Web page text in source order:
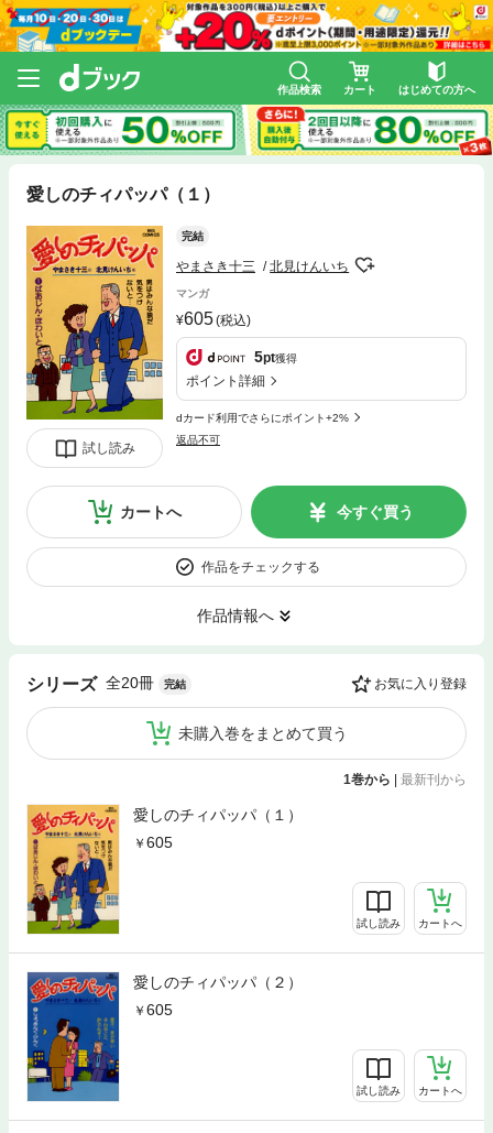
作品検索 カート はじめての方へ
愛しのチィパッパ（１）
試し読み
完結
やまさき十三 北見けんいち
マンガ
605(税込)
5pt獲得
ポイント詳細
dカード利用でさらにポイント+2%
返品不可
カートへ 今すぐ買う
作品をチェックする
作品情報へ
シリーズ 全20冊 完結 お気に入り登録
未購入巻をまとめて買う
1巻から | 最新刊から
愛しのチィパッパ（１）
605
試し読み カートへ
愛しのチィパッパ（２）
605
試し読み カートへ